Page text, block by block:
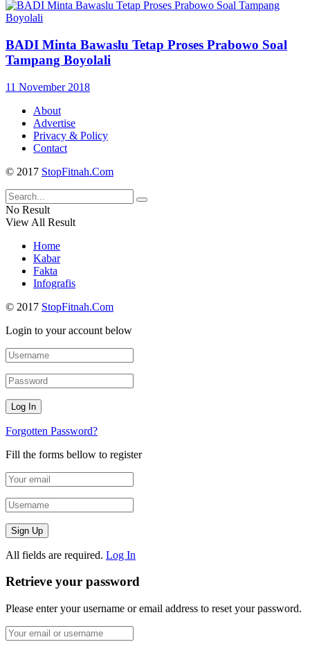
BADI Minta Bawaslu Tetap Proses Prabowo Soal
Tampang Boyolali
11 November 2018
About
Advertise
Privacy & Policy
Contact
© 2017 StopFitnah.Com
No Result
View All Result
Home
Kabar
Fakta
Infografis
© 2017 StopFitnah.Com
Login to your account below
Forgotten Password?
Fill the forms bellow to register
All fields are required. Log In
Retrieve your password
Please enter your username or email address to reset your password.